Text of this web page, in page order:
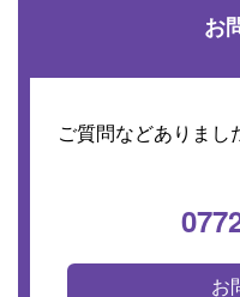
お
ご質問などありまし
お